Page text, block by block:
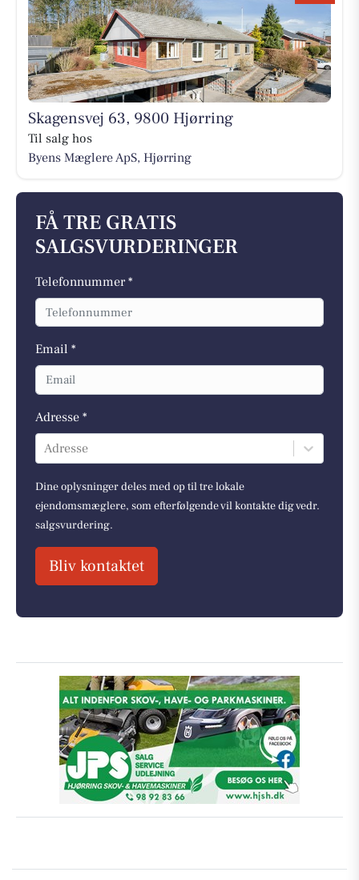
Skagensvej 63, 9800 Hjørring
Til salg hos
Byens Mæglere ApS, Hjørring
FÅ TRE GRATIS
SALGSVURDERINGER
Telefonnummer *
Email *
Adresse *
Adresse
Dine oplysninger deles med op til tre lokale
ejendomsmæglere, som efterfølgende vil kontakte dig vedr.
salgsvurdering.
Bliv kontaktet